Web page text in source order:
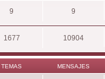
9 9
1677 10904
TEMAS MENSAJES